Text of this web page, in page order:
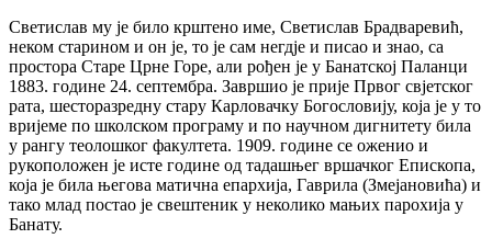
Светислав му је било крштено име, Светислав Брадваревић,
неком старином и он је, то је сам негдје и писао и знао, са
простора Старе Црне Горе, али рођен је у Банатској Паланци
1883. године 24. септембра. Завршио је прије Првог свјетског
рата, шесторазредну стару Карловачку Богословију, која је у то
вријеме по школском програму и по научном дигнитету била
у рангу теолошког факултета. 1909. године се оженио и
рукоположен је исте године од тадашњег вршачког Епископа,
која је била његова матична епархија, Гаврила (Змејановића) и
тако млад постао је свештеник у неколико мањих парохија у
Банату.